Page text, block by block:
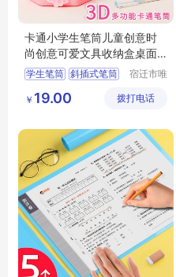
卡通小学生笔筒儿童创意时
尚创意可爱文具收纳盒桌面
办公功能女孩
学生笔筒 斜插式笔筒
宿舍抽屉笔筒
宿迁市唯
有限公司
￥ 19.00 拨打电话